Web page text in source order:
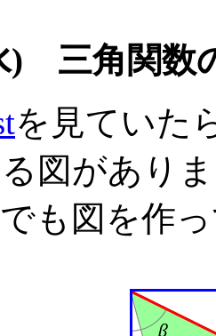
) 三角関数
を見ていた
図があり
も図を作